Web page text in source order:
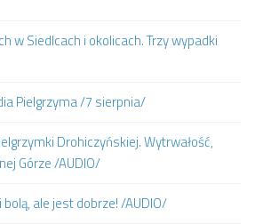
w Siedlcach i okolicach. Trzy wypadki
Pielgrzyma /7 sierpnia/
Drohiczyńskiej. Wytrwałość,
Górze /AUDIO/
ale jest dobrze! /AUDIO/